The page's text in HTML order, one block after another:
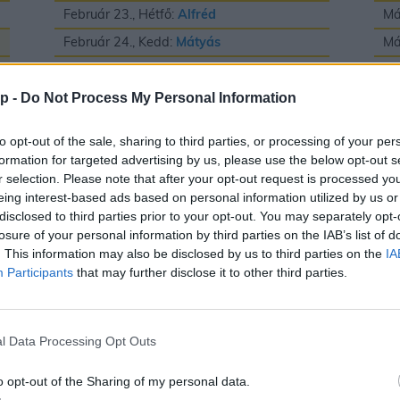
- Do Not Process My Personal Information
opt-out of the sale, sharing to third parties, or processing of your
for targeted advertising by us, please use the below opt-out
selection. Please note that after your opt-out request is processed
interest-based ads based on personal information utilized by us
to third parties prior to your opt-out. You may separately
of your personal information by third parties on the IAB’s list of
This information may also be disclosed by us to third parties on the
Participants that may further disclose it to other third parties.
Data Processing Opt Outs
opt-out of the Sharing of my personal data.
Február 23., Hétfő: Alfréd
Február 24., Kedd: Mátyás
Február 25., Szerda:Géza
Február 26., Csütörtök:Edina
Február 28., Szombat:
Elemér
Május 2., Szombat:Zsigmond